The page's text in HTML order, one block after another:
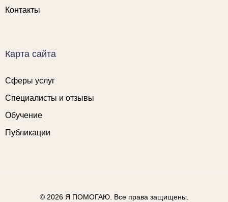
Контакты
Карта сайта
Сферы услуг
Специалисты и отзывы
Обучение
Публикации
© 2026 Я ПОМОГАЮ. Все права защищены.